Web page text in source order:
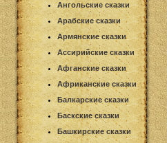
Ангольские сказки
Арабские сказки
Армянские сказки
Ассирийские сказки
Афганские сказки
Африканские сказки
Балкарские сказки
Баскские сказки
Башкирские сказки